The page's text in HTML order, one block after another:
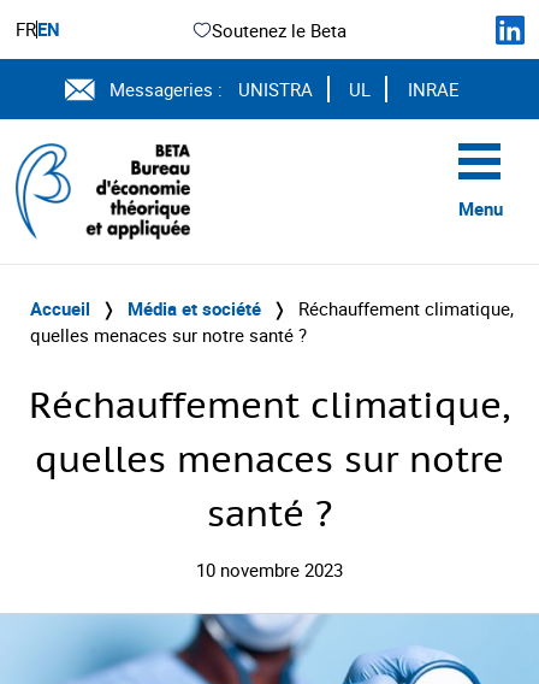
FREN Soutenez le Beta
Messageries : UNISTRA UL INRAE
Menu
Accueil ❭ Média et société ❭
Réchauffement climatique,
quelles menaces sur notre santé ?
Réchauffement climatique,
quelles menaces sur notre
santé ?
10 novembre 2023